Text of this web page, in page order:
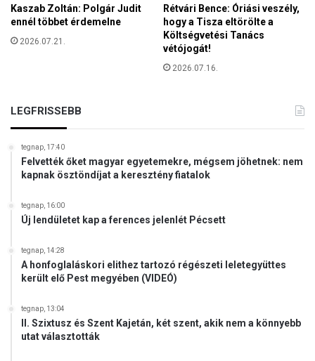
e
v
é
o
Kaszab Zoltán: Polgár Judit
ennél többet érdemelne
2026.07.21.
Rétvári Bence: Óriási veszély,
hogy a Tisza eltörölte a
Költségvetési Tanács
vétójogát!
2026.07.16.
LEGFRISSEBB
tegnap, 17:40
Felvették őket magyar egyetemekre, mégsem jöhetnek: nem
kapnak ösztöndíjat a keresztény fiatalok
tegnap, 16:00
Új lendületet kap a ferences jelenlét Pécsett
tegnap, 14:28
A honfoglaláskori elithez tartozó régészeti leletegyüttes
került elő Pest megyében (VIDEÓ)
tegnap, 13:04
II. Szixtusz és Szent Kajetán, két szent, akik nem a könnyebb
utat választották